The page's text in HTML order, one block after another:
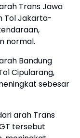
Trans Jawa
Tol Jakarta-
normal.
Bandung
Cipularang,
sebesar
arah Trans
tersebut